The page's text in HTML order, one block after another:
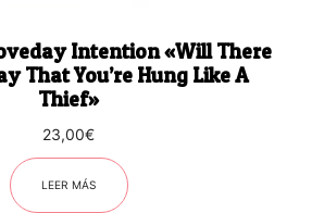
Intention «Will There
That You’re Hung Like A
Thief»
23,00€
LEER MÁS